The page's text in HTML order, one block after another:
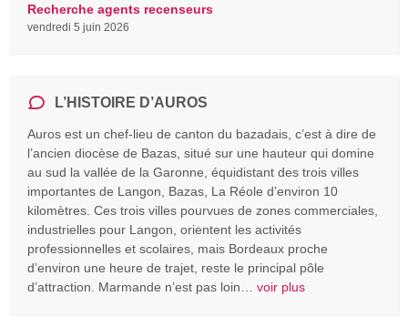
Recherche agents recenseurs
vendredi 5 juin 2026
L’HISTOIRE D’AUROS
Auros est un chef-lieu de canton du bazadais, c’est à dire de
l’ancien diocèse de Bazas, situé sur une hauteur qui domine
au sud la vallée de la Garonne, équidistant des trois villes
importantes de Langon, Bazas, La Réole d’environ 10
kilomètres. Ces trois villes pourvues de zones commerciales,
industrielles pour Langon, orientent les activités
professionnelles et scolaires, mais Bordeaux proche
d’environ une heure de trajet, reste le principal pôle
d’attraction. Marmande n’est pas loin… voir plus